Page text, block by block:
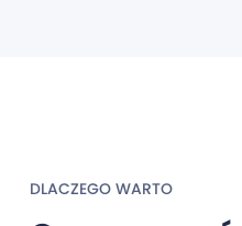
DLACZEGO WARTO